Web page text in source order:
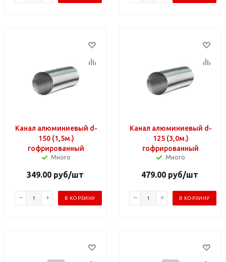
Канал алюминиевый d-
150 (1,5м.)
гофрированный
Много
349.00руб/шт
В КОРЗИНУ
Канал алюминиевый d-
125 (3,0м.)
гофрированный
Много
479.00руб/шт
В КОРЗИНУ